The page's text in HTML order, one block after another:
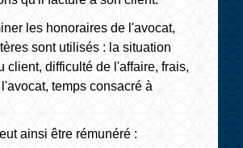
les honoraires de l'avocat,
sont utilisés : la situation
client, difficulté de l'affaire, frais,
temps consacré à
ainsi être rémunéré :